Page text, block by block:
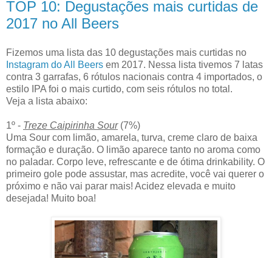
TOP 10: Degustações mais curtidas de
2017 no All Beers
Fizemos uma lista das 10 degustações mais curtidas no
Instagram do All Beers em 2017. Nessa lista tivemos 7 latas
contra 3 garrafas, 6 rótulos nacionais contra 4 importados, o
estilo IPA foi o mais curtido, com seis rótulos no total.
Veja a lista abaixo:
1º - Treze Caipirinha Sour(7%)
Uma Sour com limão, amarela, turva, creme claro de baixa
formação e duração. O limão aparece tanto no aroma como
no paladar. Corpo leve, refrescante e de ótima drinkability. O
primeiro gole pode assustar, mas acredite, você vai querer o
próximo e não vai parar mais! Acidez elevada e muito
desejada! Muito boa!